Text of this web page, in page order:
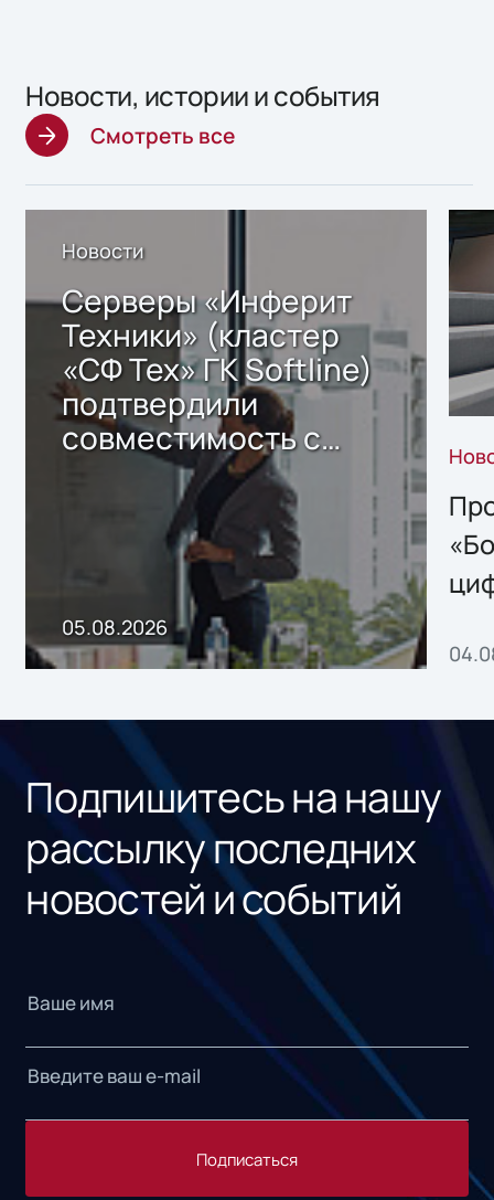
Новости, истории и события
Смотреть все
Новости
Серверы «Инферит
Техники» (кластер
«СФ Тех» ГК Softline)
подтвердили
совместимость с
решением Sharx
Storage 2.x для
хранения данных
05.08.2026
Подпишитесь на нашу
рассылку последних
новостей и событий
Подписаться